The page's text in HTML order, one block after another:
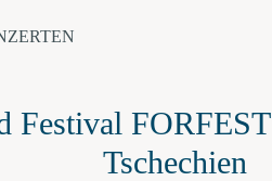
Festival
Tschechien